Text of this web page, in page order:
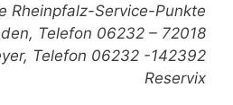
Rheinpfalz-Service-Punkte
Telefon 06232 – 72018
Telefon 06232 -142392
Reservix